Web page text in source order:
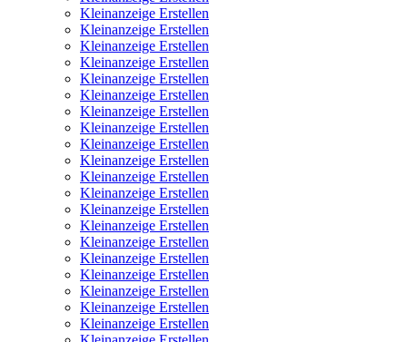
Kleinanzeige Erstellen
Kleinanzeige Erstellen
Kleinanzeige Erstellen
Kleinanzeige Erstellen
Kleinanzeige Erstellen
Kleinanzeige Erstellen
Kleinanzeige Erstellen
Kleinanzeige Erstellen
Kleinanzeige Erstellen
Kleinanzeige Erstellen
Kleinanzeige Erstellen
Kleinanzeige Erstellen
Kleinanzeige Erstellen
Kleinanzeige Erstellen
Kleinanzeige Erstellen
Kleinanzeige Erstellen
Kleinanzeige Erstellen
Kleinanzeige Erstellen
Kleinanzeige Erstellen
Kleinanzeige Erstellen